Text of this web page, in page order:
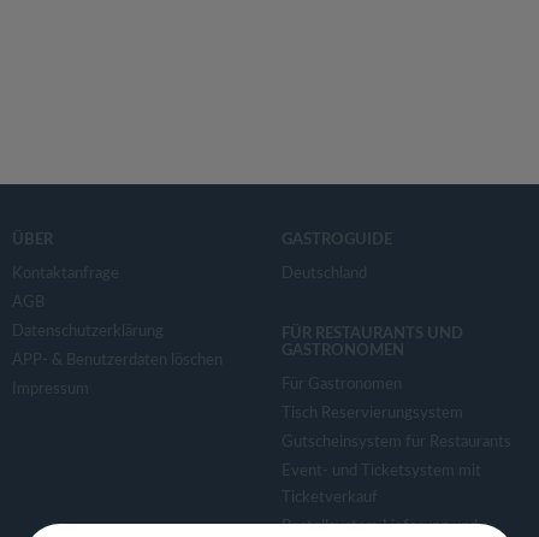
ÜBER
Kontaktanfrage
AGB
Datenschutzerklärung
APP- & Benutzerdaten löschen
Impressum
GASTROGUIDE
Deutschland
FÜR RESTAURANTS UND
GASTRONOMEN
Für Gastronomen
Tisch Reservierungsystem
Gutscheinsystem für Restaurants
Event- und Ticketsystem mit
Ticketverkauf
Bestellsystem Lieferung und